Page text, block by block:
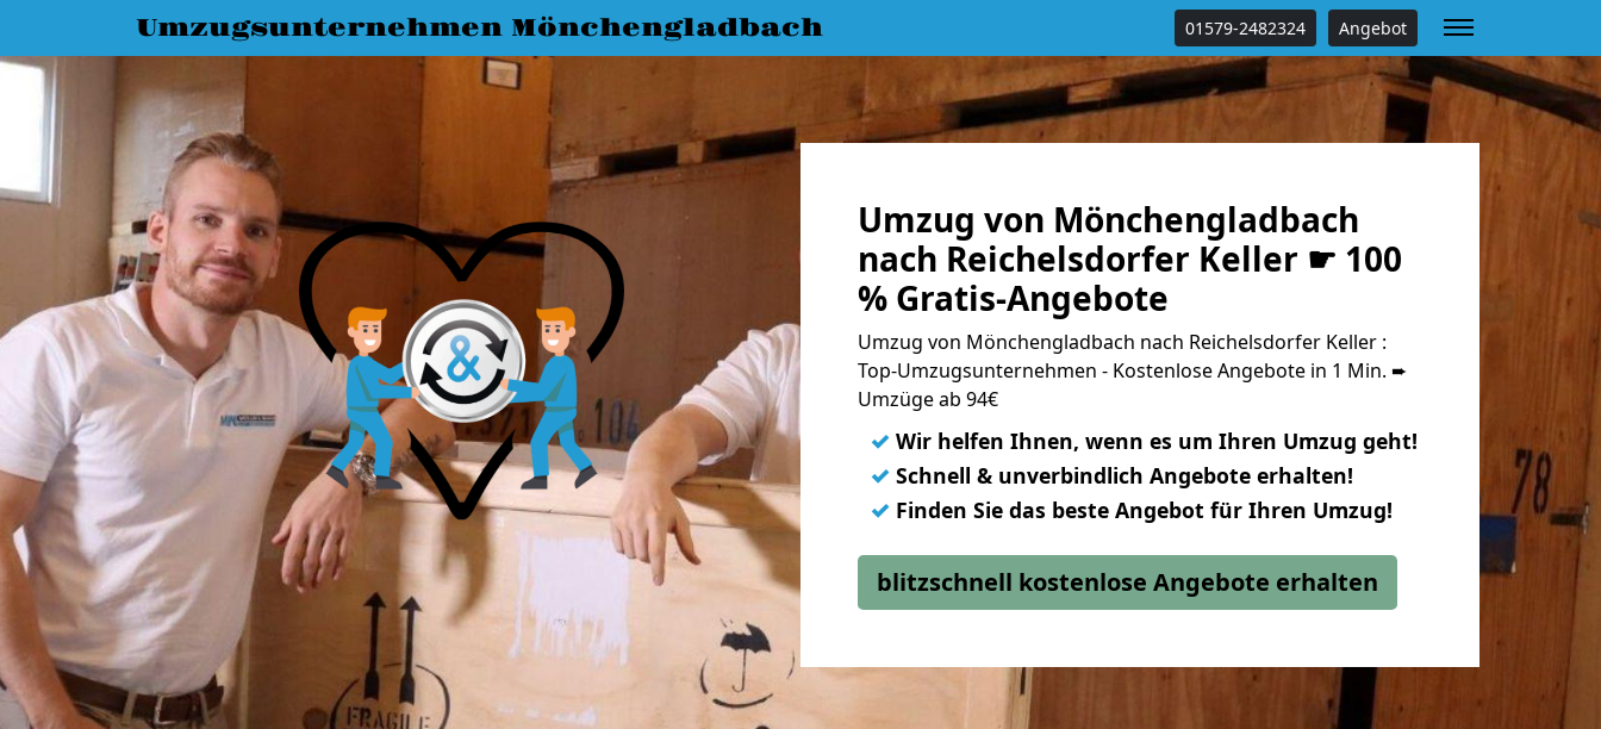
Umzugsunternehmen Mönchengladbach 01579-2482324 Angebot
Umzug von Mönchengladbach
nach Reichelsdorfer Keller ☛ 100
% Gratis-Angebote
Umzug von Mönchengladbach nach Reichelsdorfer Keller :
Top-Umzugsunternehmen - Kostenlose Angebote in 1 Min. ➨
Umzüge ab 94€
✓ Wir helfen Ihnen, wenn es um Ihren Umzug geht!
✓ Schnell & unverbindlich Angebote erhalten!
✓ Finden Sie das beste Angebot für Ihren Umzug!
blitzschnell kostenlose Angebote erhalten